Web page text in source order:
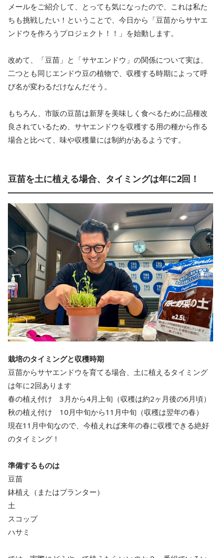
メールをご紹介して、とっても気になったので、これは私た
ちも挑戦したい！ということで、今日から「豆苗からサヤエ
ンドウを作ろうプロジェクト！！」を始動します。
改めて、「豆苗」と「サヤエンドウ」の関係について実は、
二つとも同じエンドウ豆の植物で、収穫する時期によって呼
び名が変わるだけなんだそう。
もちろん、市販の豆苗は新芽を美味しく食べるために品種改
良されているため、サヤエンドウを収穫する用の種から作る
場合と比べて、味や収穫量には制約があるようです。
豆苗を土に植える場合、タイミングは年に2回！
栽培のタイミングと収穫時期
豆苗からサヤエンドウを育てる場合、土に植えるタイミング
は年に2回あります
春の植え付け 3月から4月上旬（収穫は約2ヶ月後の6月頃）
秋の植え付け 10月中旬から11月中旬（収穫は翌年の春）
現在11月中旬なので、今植えれば来年の春に収穫できる絶好
のタイミング！
準備するものは
豆苗
鉢植え（またはプランター）
土
スコップ
ハサミ